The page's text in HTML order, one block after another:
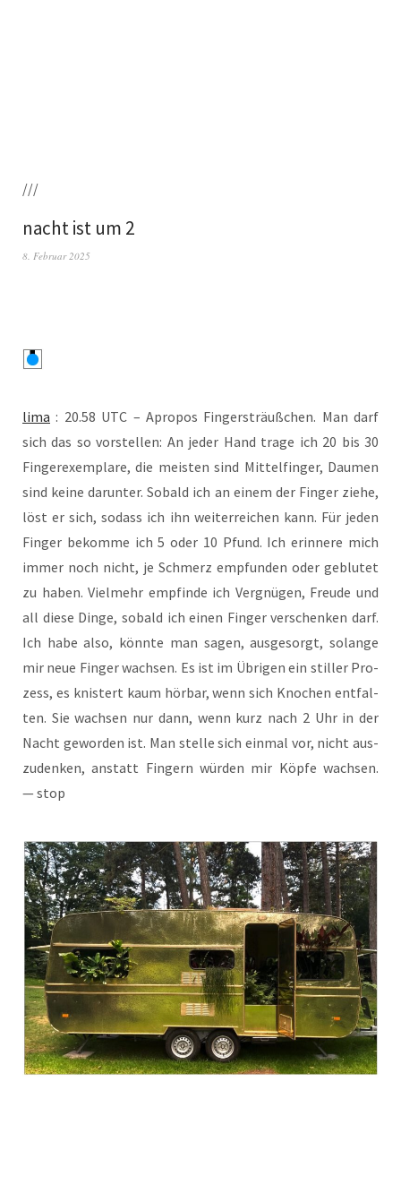
///
nacht ist um 2
8. Februar 2025
lima : 20.58 UTC – Apro­pos Fin­ger­sträuß­chen. Man darf
sich das so vor­stel­len: An jeder Hand tra­ge ich 20 bis 30
Fin­ger­ex­em­pla­re, die meis­ten sind Mit­tel­fin­ger, Dau­men
sind kei­ne dar­un­ter. Sobald ich an einem der Fin­ger zie­he,
löst er sich, sodass ich ihn wei­ter­rei­chen kann. Für jeden
Fin­ger bekom­me ich 5 oder 10 Pfund. Ich erin­ne­re mich
immer noch nicht, je Schmerz emp­fun­den oder geblu­tet
zu haben. Viel­mehr emp­fin­de ich Ver­gnü­gen, Freu­de und
all die­se Din­ge, sobald ich einen Fin­ger ver­schen­ken darf.
Ich habe also, könn­te man sagen, aus­ge­sorgt, solan­ge
mir neue Fin­ger wach­sen. Es ist im Übri­gen ein stil­ler Pro­
zess, es knis­tert kaum hör­bar, wenn sich Kno­chen ent­fal­
ten. Sie wach­sen nur dann, wenn kurz nach 2 Uhr in der
Nacht gewor­den ist. Man stel­le sich ein­mal vor, nicht aus­
zu­den­ken, anstatt Fin­gern wür­den mir Köp­fe wach­sen.
— stop